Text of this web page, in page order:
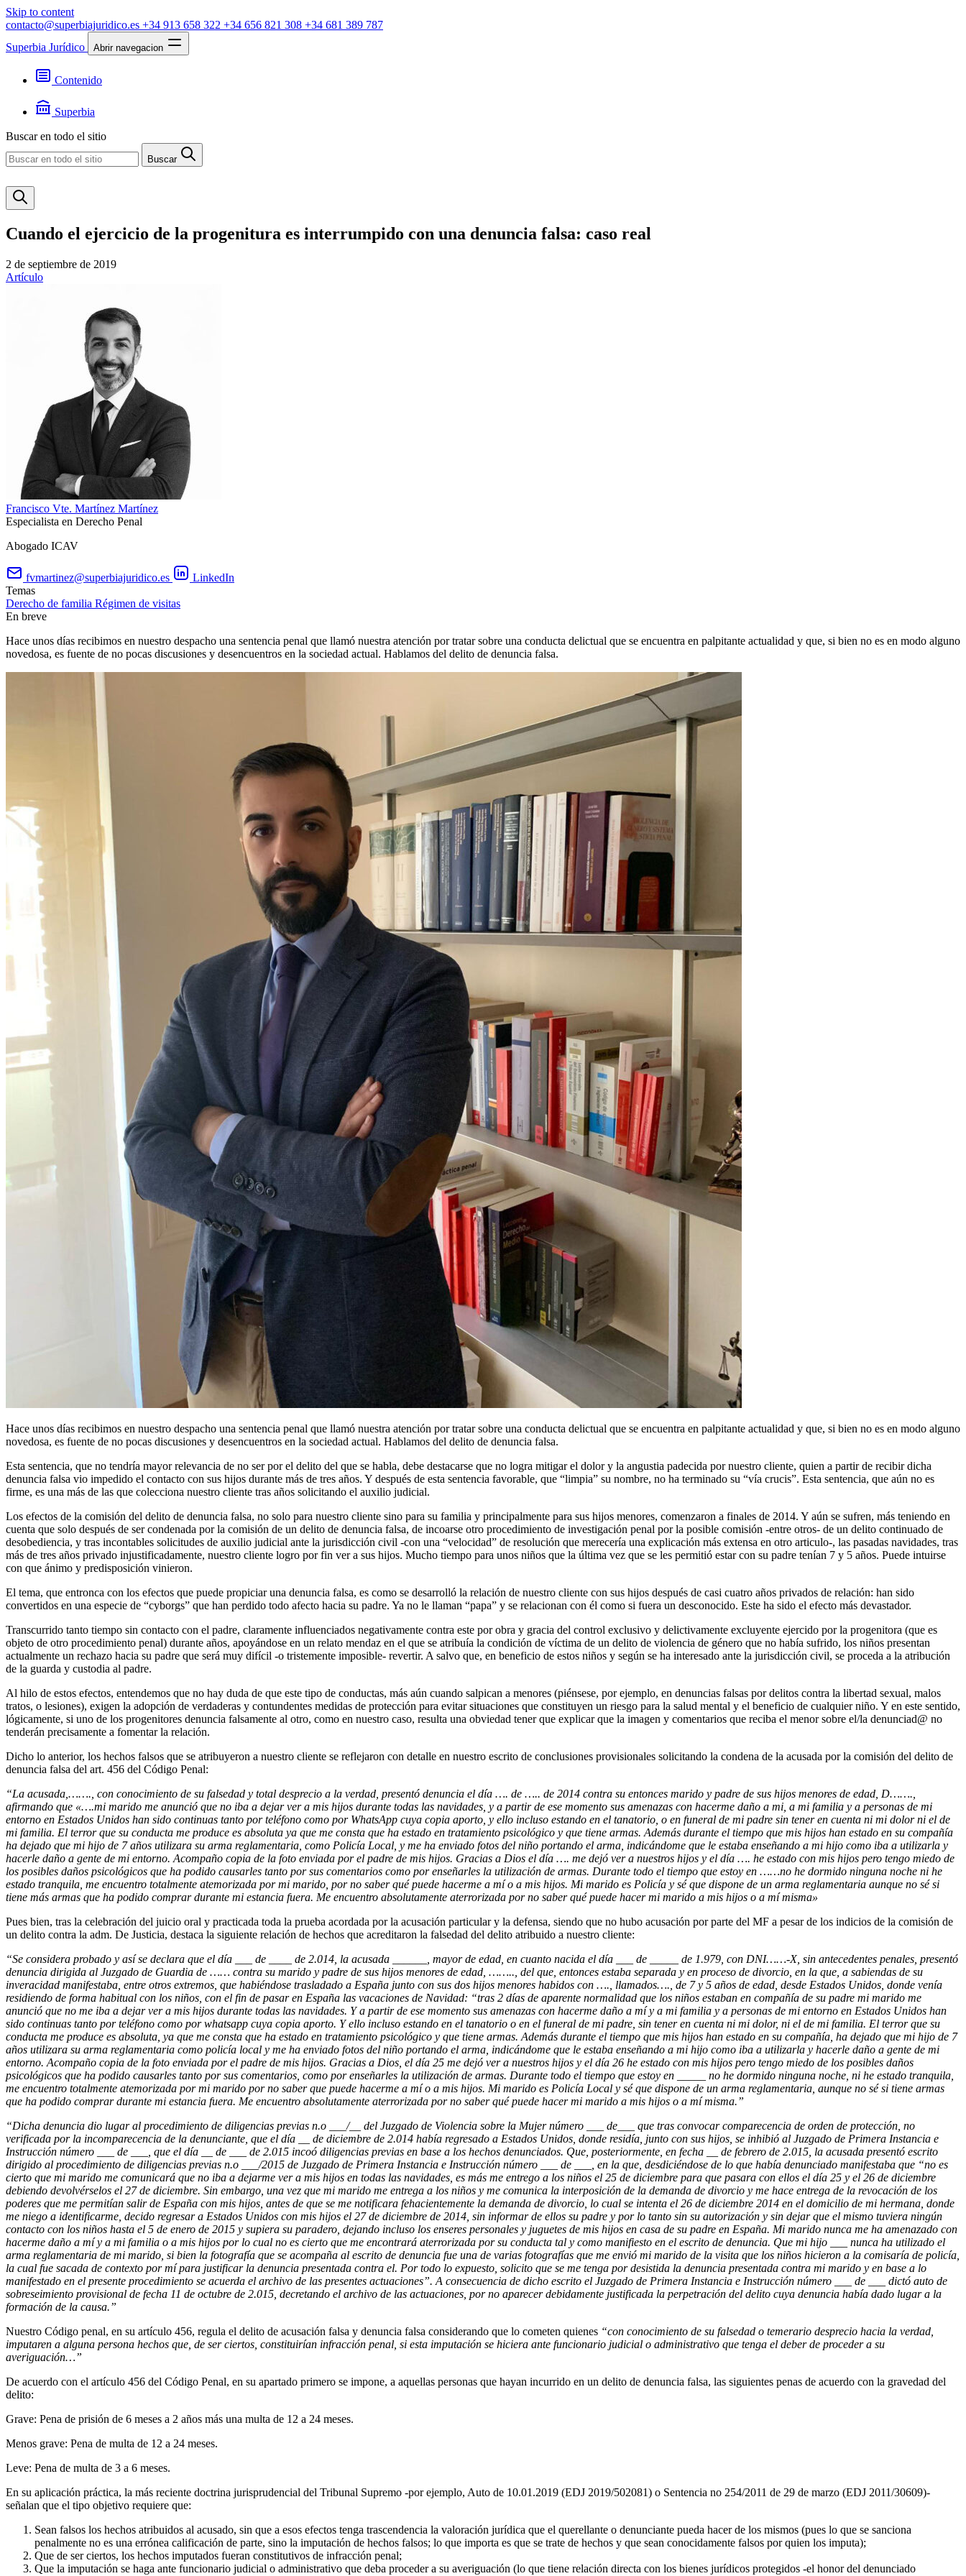
Skip to content
contacto@superbiajuridico.es +34 913 658 322 +34 656 821 308 +34 681 389 787
Superbia Jurídico
Abrir navegacion
Contenido
Jurisprudencia
Noticias
Superbia
Contacto
Buscar en todo el sitio
Buscar
Cuando el ejercicio de la progenitura es interrumpido con una denuncia falsa: caso real
2 de septiembre de 2019
Artículo
Francisco Vte. Martínez Martínez
Especialista en Derecho Penal
Abogado ICAV
fvmartinez@superbiajuridico.es
LinkedIn
Temas
Derecho de familia Régimen de visitas
En breve
Hace unos días recibimos en nuestro despacho una sentencia penal que llamó nuestra atención por tratar sobre una conducta delictual que se encuentra en palpitante actualidad y que, si bien no es en modo alguno
novedosa, es fuente de no pocas discusiones y desencuentros en la sociedad actual. Hablamos del delito de denuncia falsa.
Hace unos días recibimos en nuestro despacho una sentencia penal que llamó nuestra atención por tratar sobre una conducta delictual que se encuentra en palpitante actualidad y que, si bien no es en modo alguno
novedosa, es fuente de no pocas discusiones y desencuentros en la sociedad actual. Hablamos del delito de denuncia falsa.
Esta sentencia, que no tendría mayor relevancia de no ser por el delito del que se habla, debe destacarse que no logra mitigar el dolor y la angustia padecida por nuestro cliente, quien a partir de recibir dicha
denuncia falsa vio impedido el contacto con sus hijos durante más de tres años. Y después de esta sentencia favorable, que “limpia” su nombre, no ha terminado su “vía crucis”. Esta sentencia, que aún no es
firme, es una más de las que colecciona nuestro cliente tras años solicitando el auxilio judicial.
Los efectos de la comisión del delito de denuncia falsa, no solo para nuestro cliente sino para su familia y principalmente para sus hijos menores, comenzaron a finales de 2014. Y aún se sufren, más teniendo en
cuenta que solo después de ser condenada por la comisión de un delito de denuncia falsa, de incoarse otro procedimiento de investigación penal por la posible comisión -entre otros- de un delito continuado de
desobediencia, y tras incontables solicitudes de auxilio judicial ante la jurisdicción civil -con una “velocidad” de resolución que merecería una explicación más extensa en otro articulo-, las pasadas navidades, tras
más de tres años privado injustificadamente, nuestro cliente logro por fin ver a sus hijos. Mucho tiempo para unos niños que la última vez que se les permitió estar con su padre tenían 7 y 5 años. Puede intuirse
con que ánimo y predisposición vinieron.
El tema, que entronca con los efectos que puede propiciar una denuncia falsa, es como se desarrolló la relación de nuestro cliente con sus hijos después de casi cuatro años privados de relación: han sido
convertidos en una especie de “cyborgs” que han perdido todo afecto hacia su padre. Ya no le llaman “papa” y se relacionan con él como si fuera un desconocido. Este ha sido el efecto más devastador.
Transcurrido tanto tiempo sin contacto con el padre, claramente influenciados negativamente contra este por obra y gracia del control exclusivo y delictivamente excluyente ejercido por la progenitora (que es
objeto de otro procedimiento penal) durante años, apoyándose en un relato mendaz en el que se atribuía la condición de víctima de un delito de violencia de género que no había sufrido, los niños presentan
actualmente un rechazo hacia su padre que será muy difícil -o tristemente imposible- revertir. A salvo que, en beneficio de estos niños y según se ha interesado ante la jurisdicción civil, se proceda a la atribución
de la guarda y custodia al padre.
Al hilo de estos efectos, entendemos que no hay duda de que este tipo de conductas, más aún cuando salpican a menores (piénsese, por ejemplo, en denuncias falsas por delitos contra la libertad sexual, malos
tratos, o lesiones), exigen la adopción de verdaderas y contundentes medidas de protección para evitar situaciones que constituyen un riesgo para la salud mental y el beneficio de cualquier niño. Y en este sentido,
lógicamente, si uno de los progenitores denuncia falsamente al otro, como en nuestro caso, resulta una obviedad tener que explicar que la imagen y comentarios que reciba el menor sobre el/la denunciad@ no
tenderán precisamente a fomentar la relación.
Dicho lo anterior, los hechos falsos que se atribuyeron a nuestro cliente se reflejaron con detalle en nuestro escrito de conclusiones provisionales solicitando la condena de la acusada por la comisión del delito de
denuncia falsa del art. 456 del Código Penal:
“La acusada,……., con conocimiento de su falsedad y total desprecio a la verdad, presentó denuncia el día …. de ….. de 2014 contra su entonces marido y padre de sus hijos menores de edad, D…….,
afirmando que «….mi marido me anunció que no iba a dejar ver a mis hijos durante todas las navidades, y a partir de ese momento sus amenazas con hacerme daño a mi, a mi familia y a personas de mi
entorno en Estados Unidos han sido continuas tanto por teléfono como por WhatsApp cuya copia aporto, y ello incluso estando en el tanatorio, o en funeral de mi padre sin tener en cuenta ni mi dolor ni el de
mi familia. El terror que su conducta me produce es absoluta ya que me consta que ha estado en tratamiento psicológico y que tiene armas. Además durante el tiempo que mis hijos han estado en su compañía
ha dejado que mi hijo de 7 años utilizara su arma reglamentaria, como Policía Local, y me ha enviado fotos del niño portando el arma, indicándome que le estaba enseñando a mi hijo como iba a utilizarla y
hacerle daño a gente de mi entorno. Acompaño copia de la foto enviada por el padre de mis hijos. Gracias a Dios el día …. me dejó ver a nuestros hijos y el día …. he estado con mis hijos pero tengo miedo de
los posibles daños psicológicos que ha podido causarles tanto por sus comentarios como por enseñarles la utilización de armas. Durante todo el tiempo que estoy en ……no he dormido ninguna noche ni he
estado tranquila, me encuentro totalmente atemorizada por mi marido, por no saber qué puede hacerme a mí o a mis hijos. Mi marido es Policía y sé que dispone de un arma reglamentaria aunque no sé si
tiene más armas que ha podido comprar durante mi estancia fuera. Me encuentro absolutamente aterrorizada por no saber qué puede hacer mi marido a mis hijos o a mí misma»
Pues bien, tras la celebración del juicio oral y practicada toda la prueba acordada por la acusación particular y la defensa, siendo que no hubo acusación por parte del MF a pesar de los indicios de la comisión de
un delito contra la adm. De Justicia, destaca la siguiente relación de hechos que acreditaron la falsedad del delito atribuido a nuestro cliente:
“Se considera probado y así se declara que el día ___ de ____ de 2.014, la acusada ______, mayor de edad, en cuanto nacida el día ___ de _____ de 1.979, con DNI……-X, sin antecedentes penales, presentó
denuncia dirigida al Juzgado de Guardia de …… contra su marido y padre de sus hijos menores de edad, …….., del que, entonces estaba separada y en proceso de divorcio, en la que, a sabiendas de su
inveracidad manifestaba, entre otros extremos, que habiéndose trasladado a España junto con sus dos hijos menores habidos con …., llamados…., de 7 y 5 años de edad, desde Estados Unidos, donde venía
residiendo de forma habitual con los niños, con el fin de pasar en España las vacaciones de Navidad: “tras 2 días de aparente normalidad que los niños estaban en compañía de su padre mi marido me
anunció que no me iba a dejar ver a mis hijos durante todas las navidades. Y a partir de ese momento sus amenazas con hacerme daño a mí y a mi familia y a personas de mi entorno en Estados Unidos han
sido continuas tanto por teléfono como por whatsapp cuya copia aporto. Y ello incluso estando en el tanatorio o en el funeral de mi padre, sin tener en cuenta ni mi dolor, ni el de mi familia. El terror que su
conducta me produce es absoluta, ya que me consta que ha estado en tratamiento psicológico y que tiene armas. Además durante el tiempo que mis hijos han estado en su compañía, ha dejado que mi hijo de 7
años utilizara su arma reglamentaria como policía local y me ha enviado fotos del niño portando el arma, indicándome que le estaba enseñando a mi hijo como iba a utilizarla y hacerle daño a gente de mi
entorno. Acompaño copia de la foto enviada por el padre de mis hijos. Gracias a Dios, el día 25 me dejó ver a nuestros hijos y el día 26 he estado con mis hijos pero tengo miedo de los posibles daños
psicológicos que ha podido causarles tanto por sus comentarios, como por enseñarles la utilización de armas. Durante todo el tiempo que estoy en _____ no he dormido ninguna noche, ni he estado tranquila,
me encuentro totalmente atemorizada por mi marido por no saber que puede hacerme a mí o a mis hijos. Mi marido es Policía Local y sé que dispone de un arma reglamentaria, aunque no sé si tiene armas
que ha podido comprar durante mi estancia fuera. Me encuentro absolutamente aterrorizada por no saber qué puede hacer mi marido a mis hijos o a mí misma.”
“Dicha denuncia dio lugar al procedimiento de diligencias previas n.o ___/__ del Juzgado de Violencia sobre la Mujer número ___ de___ que tras convocar comparecencia de orden de protección, no
verificada por la incomparecencia de la denunciante, que el día __ de diciembre de 2.014 había regresado a Estados Unidos, donde residía, junto con sus hijos, se inhibió al Juzgado de Primera Instancia e
Instrucción número ___ de ___, que el día __ de ___ de 2.015 incoó diligencias previas en base a los hechos denunciados. Que, posteriormente, en fecha __ de febrero de 2.015, la acusada presentó escrito
dirigido al procedimiento de diligencias previas n.o ___/2015 de Juzgado de Primera Instancia e Instrucción número ___ de ___, en la que, desdiciéndose de lo que había denunciado manifestaba que “no es
cierto que mi marido me comunicará que no iba a dejarme ver a mis hijos en todas las navidades, es más me entrego a los niños el 25 de diciembre para que pasara con ellos el día 25 y el 26 de diciembre
debiendo devolvérselos el 27 de diciembre. Sin embargo, una vez que mi marido me entrega a los niños y me comunica la interposición de la demanda de divorcio y me hace entrega de la revocación de los
poderes que me permitían salir de España con mis hijos, antes de que se me notificara fehacientemente la demanda de divorcio, lo cual se intenta el 26 de diciembre 2014 en el domicilio de mi hermana, donde
me niego a identificarme, decido regresar a Estados Unidos con mis hijos el 27 de diciembre de 2014, sin informar de ellos su padre y por lo tanto sin su autorización y sin dejar que el mismo tuviera ningún
contacto con los niños hasta el 5 de enero de 2015 y supiera su paradero, dejando incluso los enseres personales y juguetes de mis hijos en casa de su padre en España. Mi marido nunca me ha amenazado con
hacerme daño a mí y a mi familia o a mis hijos por lo cual no es cierto que me encontrará aterrorizada por su conducta tal y como manifiesto en el escrito de denuncia. Que mi hijo ___ nunca ha utilizado el
arma reglamentaria de mi marido, si bien la fotografía que se acompaña al escrito de denuncia fue una de varias fotografías que me envió mi marido de la visita que los niños hicieron a la comisaría de policía,
la cual fue sacada de contexto por mí para justificar la denuncia presentada contra el. Por todo lo expuesto, solicito que se me tenga por desistida la denuncia presentada contra mi marido y en base a lo
manifestado en el presente procedimiento se acuerda el archivo de las presentes actuaciones”. A consecuencia de dicho escrito el Juzgado de Primera Instancia e Instrucción número ___ de ___ dictó auto de
sobreseimiento provisional de fecha 11 de octubre de 2.015, decretando el archivo de las actuaciones, por no aparecer debidamente justificada la perpetración del delito cuya denuncia había dado lugar a la
formación de la causa.”
Nuestro Código penal, en su artículo 456, regula el delito de acusación falsa y denuncia falsa considerando que lo cometen quienes “con conocimiento de su falsedad o temerario desprecio hacia la verdad,
imputaren a alguna persona hechos que, de ser ciertos, constituirían infracción penal, si esta imputación se hiciera ante funcionario judicial o administrativo que tenga el deber de proceder a su
averiguación…”
De acuerdo con el artículo 456 del Código Penal, en su apartado primero se impone, a aquellas personas que hayan incurrido en un delito de denuncia falsa, las siguientes penas de acuerdo con la gravedad del
delito:
Grave: Pena de prisión de 6 meses a 2 años más una multa de 12 a 24 meses.
Menos grave: Pena de multa de 12 a 24 meses.
Leve: Pena de multa de 3 a 6 meses.
En su aplicación práctica, la más reciente doctrina jurisprudencial del Tribunal Supremo -por ejemplo, Auto de 10.01.2019 (EDJ 2019/502081) o Sentencia no 254/2011 de 29 de marzo (EDJ 2011/30609)-
señalan que el tipo objetivo requiere que:
Sean falsos los hechos atribuidos al acusado, sin que a esos efectos tenga trascendencia la valoración jurídica que el querellante o denunciante pueda hacer de los mismos (pues lo que se sanciona
penalmente no es una errónea calificación de parte, sino la imputación de hechos falsos; lo que importa es que se trate de hechos y que sean conocidamente falsos por quien los imputa);
Que de ser ciertos, los hechos imputados fueran constitutivos de infracción penal;
Que la imputación se haga ante funcionario judicial o administrativo que deba proceder a su averiguación (lo que tiene relación directa con los bienes jurídicos protegidos -el honor del denunciado